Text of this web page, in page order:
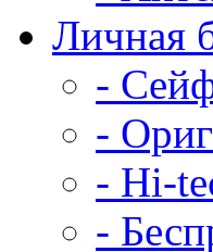
Личная
-
-
- Hi-
-